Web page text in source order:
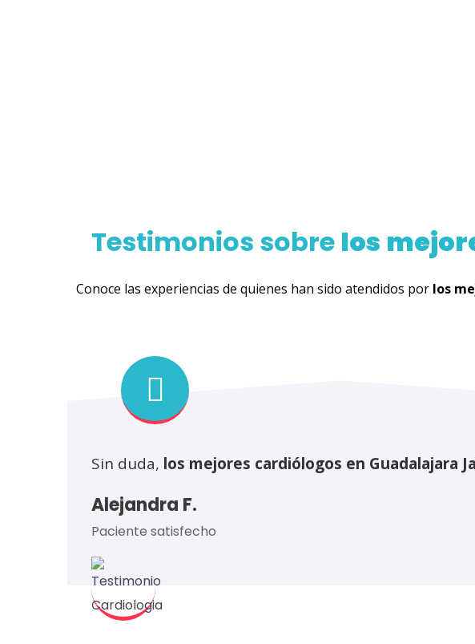
Testimonios sobre los
Conoce las experiencias de quienes han sido atendidos por los
Sin duda, los mejores cardiólogos en Guadalajara
Alejandra F.
Paciente satisfecho